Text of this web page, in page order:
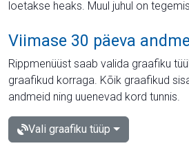
loetakse heaks. Muul juhul on
Viimase 30 päeva
Rippmenüüst saab valida graafiku
graafikud korraga. Kõik graafikud
andmeid ning uuenevad kord tunnis.
Vali graafiku tüüp